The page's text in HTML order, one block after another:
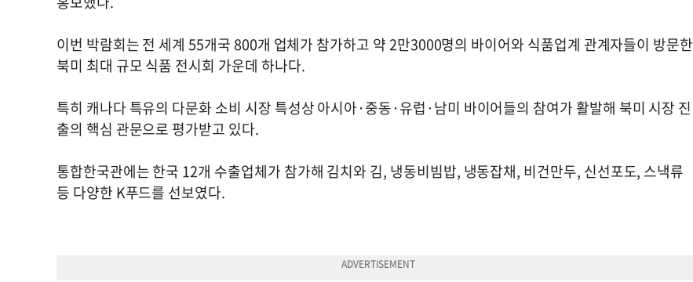
이번 박람회는 전 세계 55개국 800개 업체가 참가하고 약 2만3000명의 바이어와 식품업계 관계자들이 방문한
북미 최대 규모 식품 전시회 가운데 하나다.
특히 캐나다 특유의 다문화 소비 시장 특성상 아시아·중동·유럽·남미 바이어들의 참여가 활발해 북미 시장 진
출의 핵심 관문으로 평가받고 있다.
통합한국관에는 한국 12개 수출업체가 참가해 김치와 김, 냉동비빔밥, 냉동잡채, 비건만두, 신선포도, 스낵류
등 다양한 K푸드를 선보였다.